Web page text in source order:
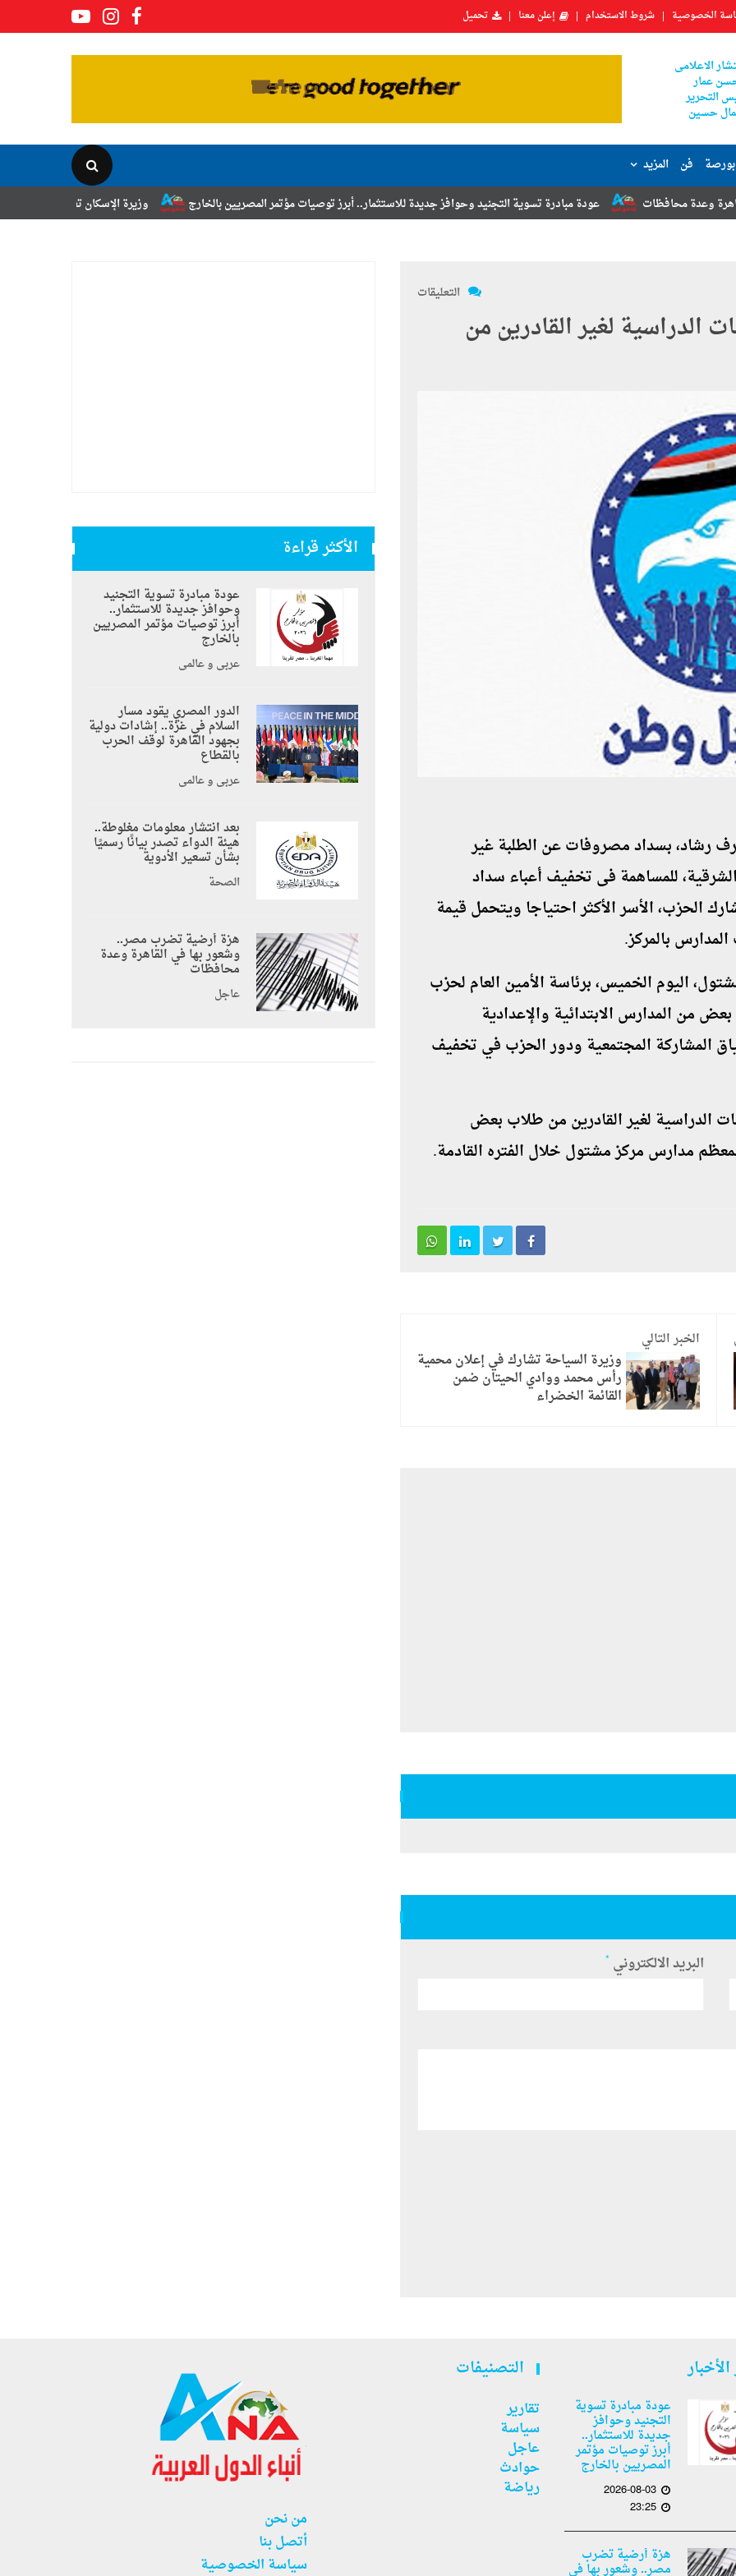
الخصوصية شروط الاستخدام إعلن معنا تحميل
الاعلامى
عمار
التحرير
حسين
فن المزيد
وزيرة الإسكان تعلن نتائج قرعة تخصيص أراضي عودة مبادرة تسوية التجنيد وحوافز جديدة للاستثمار.. أبرز توصيات مؤتمر المصريين بالخارج
التعليقات
لغير القادرين من
رشاد، بسداد مصروفات عن الطلبة غير
للمساهمة فى تخفيف أعباء سداد
الحزب، الأسر الأكثر احتياجا ويتحمل قيمة
بالمركز.
اليوم الخميس، برئاسة الأمين العام لحزب
من المدارس الابتدائية والإعدادية
المشاركة المجتمعية ودور الحزب في تخفيف
الدراسية لغير القادرين من طلاب بعض
مدارس مركز مشتول خلال الفتره القادمة.
الخبر التالي
وزيرة السياحة تشارك في إعلان محمية
رأس محمد ووادي الحيتان ضمن
القائمة الخضراء
البريد الالكتروني *
الأكثر قراءة
عودة مبادرة تسوية التجنيد
وحوافز جديدة للاستثمار..
أبرز توصيات مؤتمر المصريين
بالخارج
عربي و عالمي
الدور المصري يقود مسار
السلام في غزة.. إشادات دولية
بجهود القاهرة لوقف الحرب
بالقطاع
عربي و عالمي
بعد انتشار معلومات مغلوطة..
هيئة الدواء تصدر بيانًا رسميًا
بشأن تسعير الأدوية
الصحة
هزة أرضية تضرب مصر..
وشعور بها في القاهرة وعدة
محافظات
عاجل
عودة مبادرة تسوية
التجنيد وحوافز
جديدة للاستثمار..
أبرز توصيات مؤتمر
المصريين بالخارج
2026-08-03
23:25
هزة أرضية تضرب
مصر.. وشعور بها في
التصنيفات
تقارير
سياسة
عاجل
حوادث
رياضة
من نحن
أتصل بنا
سياسة الخصوصية